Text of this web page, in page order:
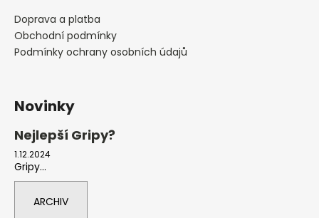
Doprava a platba
Obchodní podmínky
Podmínky ochrany osobních údajů
Novinky
Nejlepší Gripy?
1.12.2024
Gripy...
ARCHIV